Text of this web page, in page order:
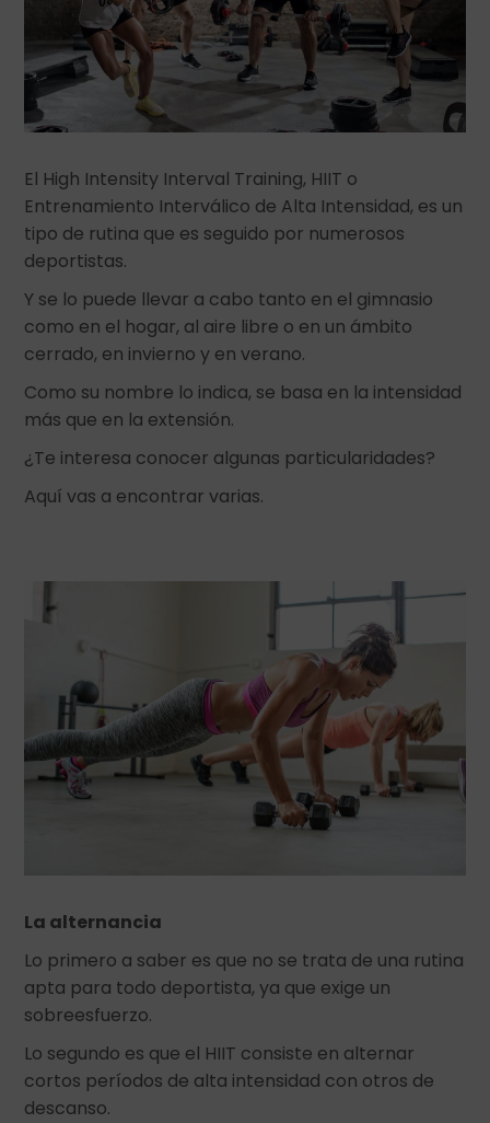
El High Intensity Interval Training, HIIT o
Entrenamiento Interválico de Alta Intensidad, es un
tipo de rutina que es seguido por numerosos
deportistas.
Y se lo puede llevar a cabo tanto en el gimnasio
como en el hogar, al aire libre o en un ámbito
cerrado, en invierno y en verano.
Como su nombre lo indica, se basa en la intensidad
más que en la extensión.
¿Te interesa conocer algunas particularidades?
Aquí vas a encontrar varias.
La alternancia
Lo primero a saber es que no se trata de una rutina
apta para todo deportista, ya que exige un
sobreesfuerzo.
Lo segundo es que el HIIT consiste en alternar
cortos períodos de alta intensidad con otros de
descanso.